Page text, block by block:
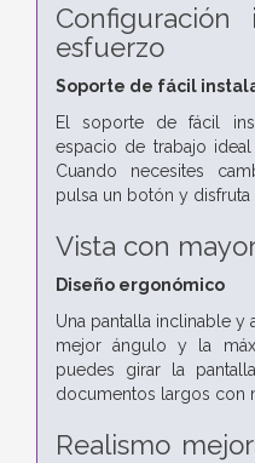
esfuerzo
Soporte de fácil
El soporte de fácil
espacio de trabajo
Cuando necesites
pulsa un botón y
Vista con
Diseño ergonómico
Una pantalla inclinable y
mejor ángulo y la
puedes girar la
documentos largos con
Realismo